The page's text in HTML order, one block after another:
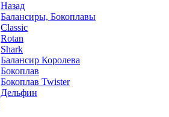
Назад
Балансиры, Бокоплавы
Classic
Rotan
Shark
Балансир Королева
Бокоплав
Бокоплав Twister
Дельфин